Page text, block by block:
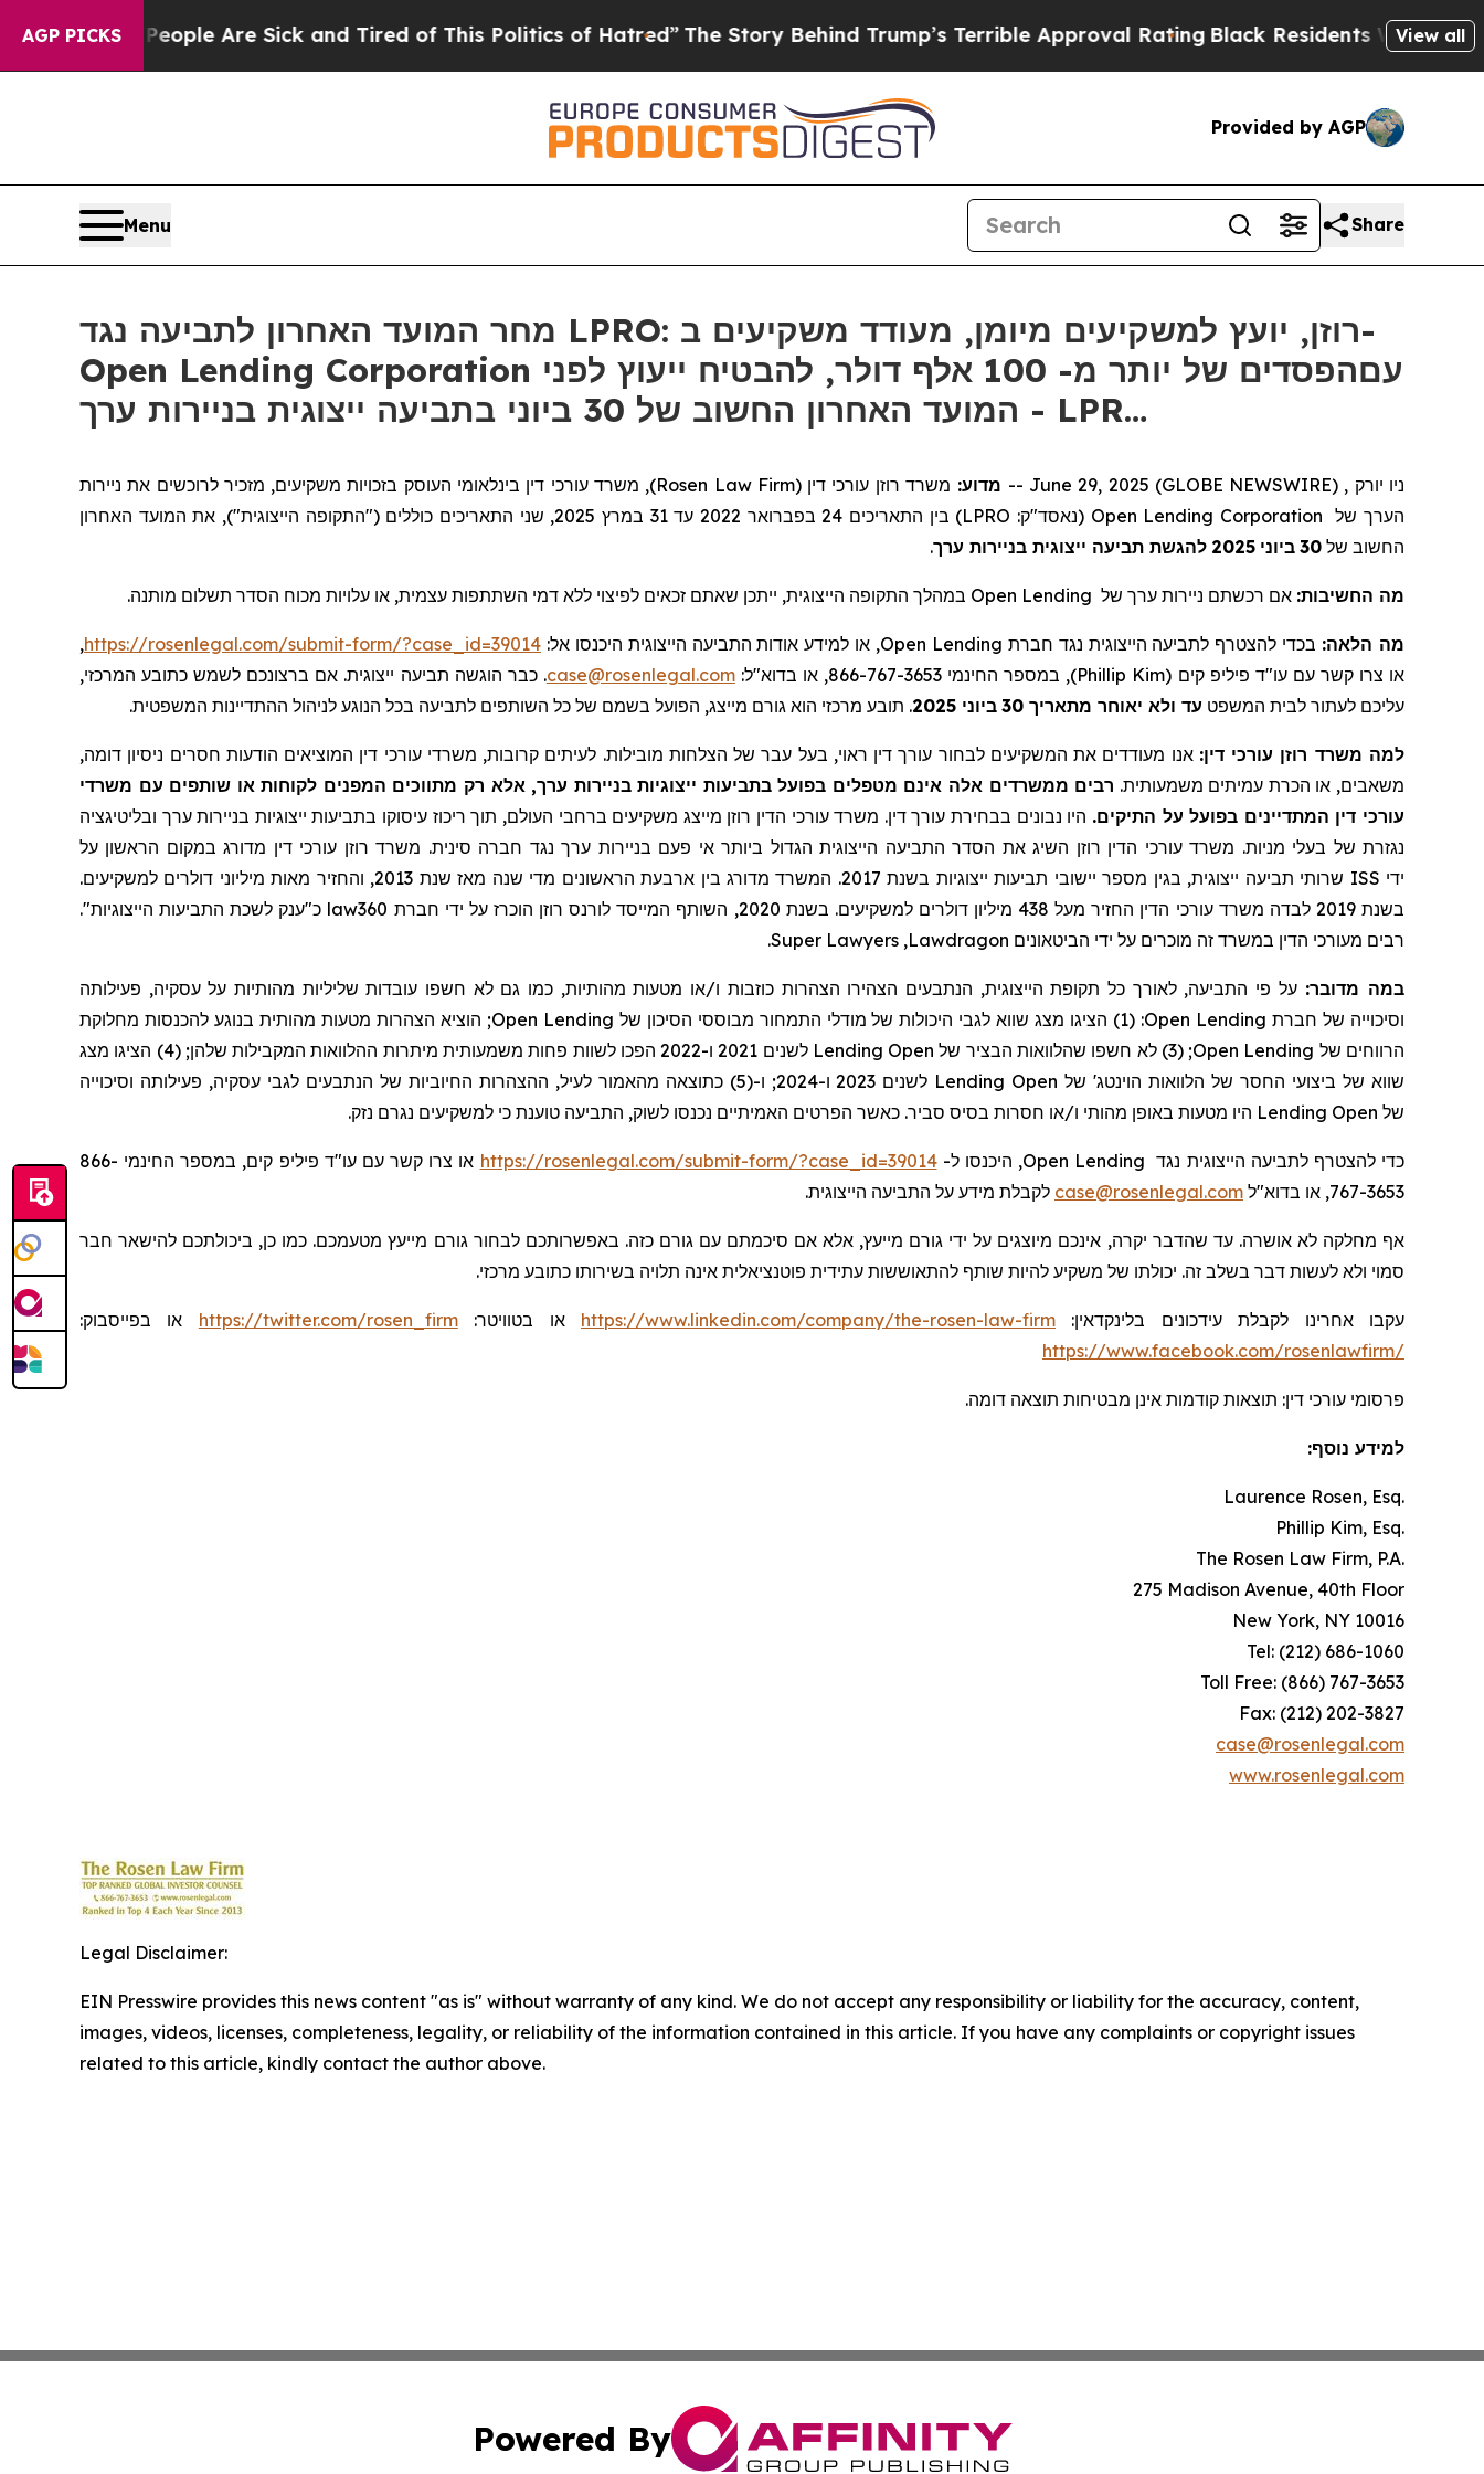
AGP PICKS
Win: “People Are Sick and Tired of This Politics of Hatred”The Story Behind Trump’s Terrible Approval Rating Black Residents Warned ofView all
Provided by AGP
Menu Share
מחר המועד האחרון לתביעה נגד LPRO: רוזן, יועץ למשקיעים מיומן, מעודד משקיעים ב-
Open Lending Corporation עםהפסדים של יותר מ- 100 אלף דולר, להבטיח ייעוץ לפני
המועד האחרון החשוב של 30 ביוני בתביעה ייצוגית בניירות ערך - LPR…
ניו יורק , June 29, 2025 (GLOBE NEWSWIRE) -- מדוע: משרד רוזן עורכי דין (Rosen Law Firm), משרד עורכי דין בינלאומי העוסק בזכויות משקיעים, מזכיר לרוכשים את ניירות
הערך של Open Lending Corporation (נאסד"ק: LPRO
) בין התאריכים 24 בפברואר 2022 עד 31 במרץ 2025, שני התאריכים כוללים ("התקופה הייצוגית"), את המועד האחרון
החשוב של 30 ביוני 2025 להגשת תביעה ייצוגית בניירות ערך.
מה החשיבות: אם רכשתם ניירות ערך של Open Lending במהלך התקופה הייצוגית, ייתכן שאתם זכאים לפיצוי ללא דמי השתתפות עצמית, או עלויות מכוח הסדר תשלום מותנה.
מה הלאה: בכדי להצטרף לתביעה הייצוגית נגד חברת Open Lending, או למידע אודות התביעה הייצוגית היכנסו אל: https://rosenlegal.com/submit-form/?case_id=39014
,
או צרו קשר עם עו"ד פיליפ קים (Phillip Kim), במספר החינמי 866-767-3653, או בדוא"ל: case@rosenlegal.com. כבר הוגשה תביעה ייצוגית. אם ברצונכם לשמש כתובע המרכזי,
עליכם לעתור לבית המשפט עד ולא יאוחר מתאריך 30 ביוני 2025 . תובע מרכזי הוא גורם מייצג, הפועל בשמם של כל השותפים לתביעה בכל הנוגע לניהול ההתדיינות המשפטית.
למה משרד רוזן עורכי דין: אנו מעודדים את המשקיעים לבחור עורך דין ראוי, בעל עבר של הצלחות מובילות. לעיתים קרובות, משרדי עורכי דין המוציאים הודעות חסרים ניסיון דומה,
משאבים, או הכרת עמיתים משמעותית. רבים ממשרדים אלה אינם מטפלים בפועל בתביעות ייצוגיות בניירות ערך, אלא רק מתווכים המפנים לקוחות או שותפים עם משרדי
עורכי דין המתדיינים בפועל על התיקים. היו נבונים בבחירת עורך דין. משרד עורכי הדין רוזן מייצג משקיעים ברחבי העולם, תוך ריכוז עיסוקו בתביעות ייצוגיות בניירות ערך ובליטיגציה
נגזרת של בעלי מניות. משרד עורכי הדין רוזן השיג את הסדר התביעה הייצוגית הגדול ביותר אי פעם בניירות ערך נגד חברה סינית. משרד רוזן עורכי דין מדורג במקום הראשון על
ידי ISS
שרותי תביעה ייצוגית, בגין מספר יישובי תביעות ייצוגיות בשנת 2017. המשרד מדורג בין ארבעת הראשונים מדי שנה מאז שנת 2013, והחזיר מאות מיליוני דולרים למשקיעים.
בשנת 2019 לבדה משרד עורכי הדין החזיר מעל 438 מיליון דולרים למשקיעים. בשנת 2020, השותף המייסד לורנס רוזן הוכרז על ידי חברת
law360 כ"ענק לשכת התביעות הייצוגיות".
רבים מעורכי הדין במשרד זה מוכרים על ידי הביטאונים Lawdragon
,
Super Lawyers
.
במה מדובר:על פי התביעה, לאורך כל תקופת הייצוגית, הנתבעים הצהירו הצהרות כוזבות ו/או מטעות מהותיות, כמו גם לא חשפו עובדות שליליות מהותיות על עסקיה, פעילותה
וסיכוייה של חברת Open Lending: (1) הציגו מצג שווא לגבי היכולות של מודלי התמחור מבוססי הסיכון של Open Lending; הוציא הצהרות מטעות מהותית בנוגע להכנסות מחלוקת
הרווחים של Open Lending; (3) לא חשפו שהלוואות הבציר של Open
Lending
לשנים 2021 ו-2022 הפכו לשוות פחות משמעותית מיתרות ההלוואות המקבילות שלהן; (4) הציגו מצג
שווא של ביצועי החסר של הלוואות הוינטג' של Open
Lending
לשנים 2023 ו-2024; ו-(5) כתוצאה מהאמור לעיל, ההצהרות החיוביות של הנתבעים לגבי עסקיה, פעילותה וסיכוייה
של Open
Lending היו מטעות באופן מהותי ו/או חסרות בסיס סביר. כאשר הפרטים האמיתיים נכנסו לשוק, התביעה טוענת כי למשקיעים נגרם נזק.
כדי להצטרף לתביעה הייצוגית נגד Open Lending, היכנסו ל-https://rosenlegal.com/submit-form/?case_id=39014
או צרו קשר עם עו"ד פיליפ קים, במספר החינמי 866-
767-3653, או בדוא"ל
case@rosenlegal.com לקבלת מידע על התביעה הייצוגית.
אף מחלקה לא אושרה. עד שהדבר יקרה, אינכם מיוצגים על ידי גורם מייעץ, אלא אם סיכמתם עם גורם כזה. באפשרותכם לבחור גורם מייעץ מטעמכם. כמו כן, ביכולתכם להישאר חבר
סמוי ולא לעשות דבר בשלב זה. יכולתו של משקיע להיות שותף להתאוששות עתידית פוטנציאלית אינה תלויה בשירותו כתובע מרכזי.
עקבו אחרינו לקבלתעידכונים בלינקדאין:
https://www.linkedin.com/company/the-rosen-law-firm או בטוויטר:
https://twitter.com/rosen_firm או בפייסבוק:
https://www.facebook.com/rosenlawfirm/
פרסומי עורכי דין: תוצאות קודמות אינן מבטיחות תוצאה דומה.
למידע נוסף:
Laurence Rosen, Esq.
Phillip Kim, Esq.
The Rosen Law Firm, P.A.
275 Madison Avenue, 40th Floor
New York, NY 10016
Tel: (212) 686-1060
Toll Free: (866) 767-3653
Fax: (212) 202-3827
case@rosenlegal.com
www.rosenlegal.com
Legal Disclaimer:
EIN Presswire provides this news content "as is" without warranty of any kind. We do not accept any responsibility or liability for the accuracy, content,
images, videos, licenses, completeness, legality, or reliability of the information contained in this article. If you have any complaints or copyright issues
related to this article, kindly contact the author above.
Powered By